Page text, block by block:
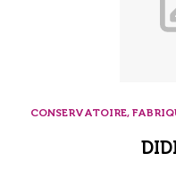
CONSERVATOIRE,